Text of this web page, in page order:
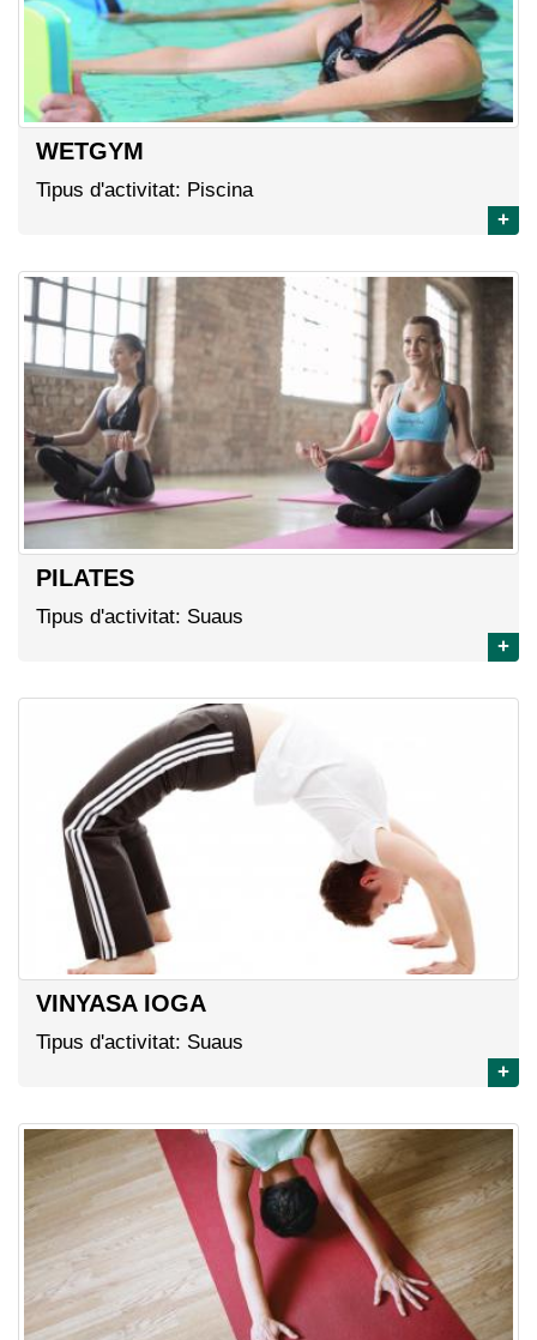
WETGYM
Tipus d'activitat: Piscina
+
PILATES
Tipus d'activitat: Suaus
+
VINYASA IOGA
Tipus d'activitat: Suaus
+